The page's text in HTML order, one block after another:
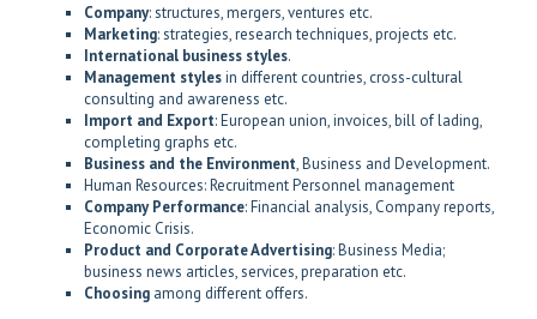
Company: structures, mergers, ventures etc.
Marketing: strategies, research techniques, projects etc.
International business styles.
Management stylesin different countries, cross-cultural
consulting and awareness etc.
Import and Export: European union, invoices, bill of lading,
completing graphs etc.
Business and the Environment, Business and Development.
Human Resources: Recruitment Personnel management
Company Performance: Financial analysis, Company reports,
Economic Crisis.
Product and Corporate Advertising: Business Media;
business news articles, services, preparation etc.
Choosing among different offers.